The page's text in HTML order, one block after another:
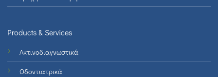
Products & Services
Ακτινοδιαγνωστικά
Οδοντιατρικά